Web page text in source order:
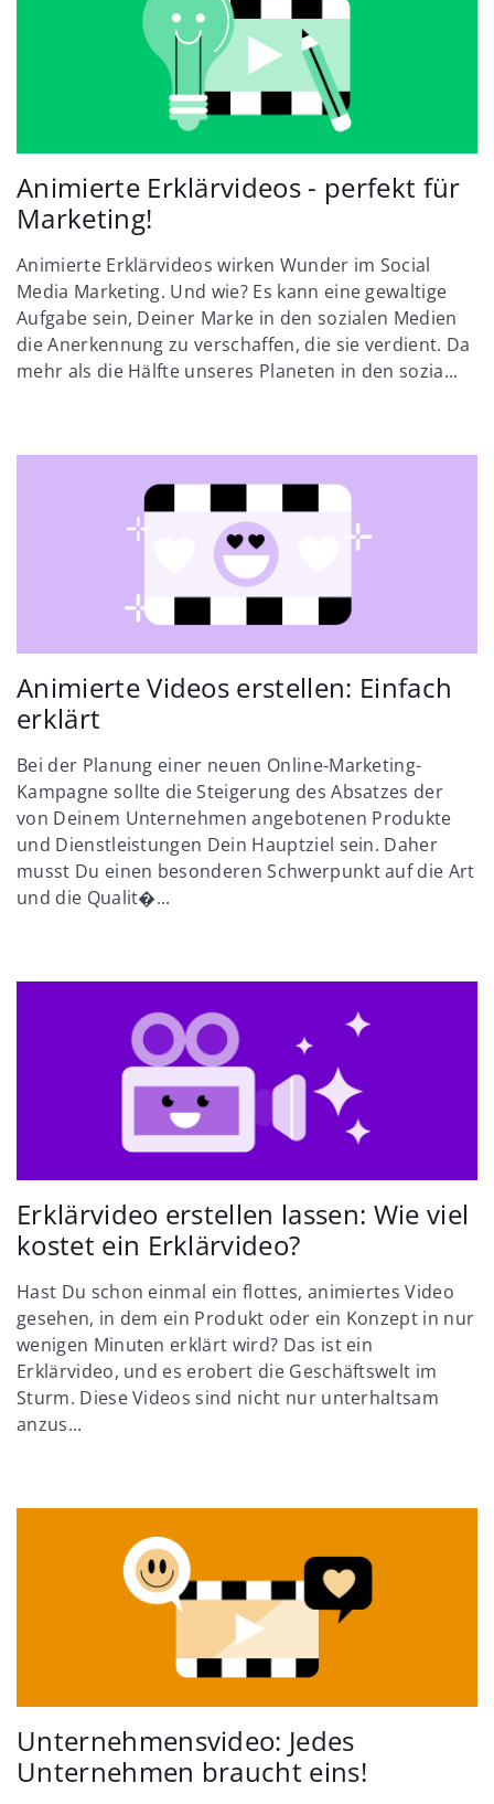
Animierte Erklärvideos - perfekt für
Marketing!
Animierte Erklärvideos wirken Wunder im Social
Media Marketing. Und wie? Es kann eine gewaltige
Aufgabe sein, Deiner Marke in den sozialen Medien
die Anerkennung zu verschaffen, die sie verdient. Da
mehr als die Hälfte unseres Planeten in den sozia...
Animierte Videos erstellen: Einfach
erklärt
Bei der Planung einer neuen Online-Marketing-
Kampagne sollte die Steigerung des Absatzes der
von Deinem Unternehmen angebotenen Produkte
und Dienstleistungen Dein Hauptziel sein. Daher
musst Du einen besonderen Schwerpunkt auf die Art
und die Qualit�...
Erklärvideo erstellen lassen: Wie viel
kostet ein Erklärvideo?
Hast Du schon einmal ein flottes, animiertes Video
gesehen, in dem ein Produkt oder ein Konzept in nur
wenigen Minuten erklärt wird? Das ist ein
Erklärvideo, und es erobert die Geschäftswelt im
Sturm. Diese Videos sind nicht nur unterhaltsam
anzus...
Unternehmensvideo: Jedes
Unternehmen braucht eins!